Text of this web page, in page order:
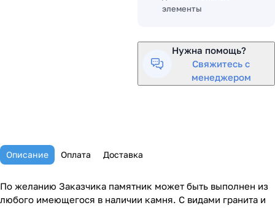
элементы
Нужна помощь?
Свяжитесь с
менеджером
Описание Оплата Доставка
По желанию Заказчика памятник может быть выполнен из
любого имеющегося в наличии камня. С видами гранита и